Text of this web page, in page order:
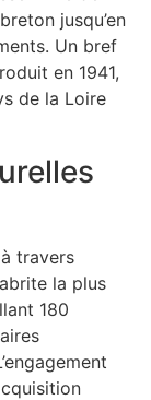
jusqu’en
Un bref
en 1941,
de la Loire
travers
la plus
180